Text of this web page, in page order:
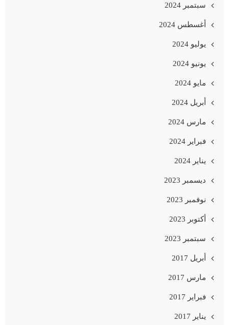
سبتمبر 2024
أغسطس 2024
يوليو 2024
يونيو 2024
مايو 2024
أبريل 2024
مارس 2024
فبراير 2024
يناير 2024
ديسمبر 2023
نوفمبر 2023
أكتوبر 2023
سبتمبر 2023
أبريل 2017
مارس 2017
فبراير 2017
يناير 2017